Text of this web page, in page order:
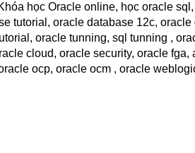
học Oracle online, học oracle
tutorial, oracle database 12c, oracle
oracle tunning, sql tunning ,
cloud, oracle security, oracle fga,
ocp, oracle ocm , oracle